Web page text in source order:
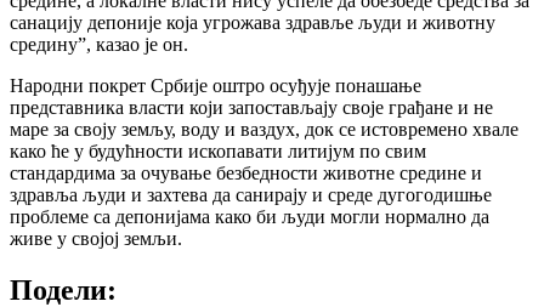
санацију депоније која угрожава здравље људи и животну
средину”, казао је он.
Народни покрет Србије оштро осуђује понашање
представника власти који запостављају своје грађане и не
маре за своју земљу, воду и ваздух, док се истовремено хвале
како ће у будућности ископавати литијум по свим
стандардима за очување безбедности животне средине и
здравља људи и захтева да санирају и среде дугогодишње
проблеме са депонијама како би људи могли нормално да
живе у својој земљи.
Подели: